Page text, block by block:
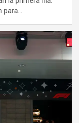
para…